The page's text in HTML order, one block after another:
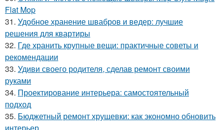
Flat Mop
31. Удобное хранение швабров и ведер: лучшие
решения для квартиры
32. Где хранить крупные вещи: практичные советы и
рекомендации
33. Удиви своего родителя, сделав ремонт своими
руками
34. Проектирование интерьера: самостоятельный
подход
35. Бюджетный ремонт хрущевки: как экономно обновить